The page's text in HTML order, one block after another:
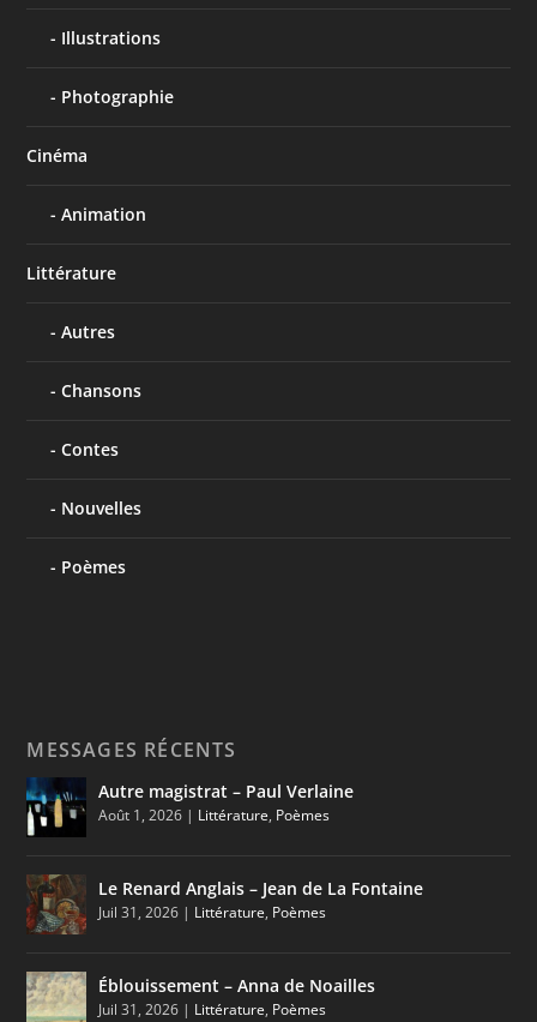
Illustrations
Photographie
Cinéma
Animation
Littérature
Autres
Chansons
Contes
Nouvelles
Poèmes
MESSAGES RÉCENTS
Autre magistrat – Paul Verlaine
Août 1, 2026 | Littérature, Poèmes
Le Renard Anglais – Jean de La Fontaine
Juil 31, 2026 | Littérature, Poèmes
Éblouissement – Anna de Noailles
Juil 31, 2026 | Littérature, Poèmes